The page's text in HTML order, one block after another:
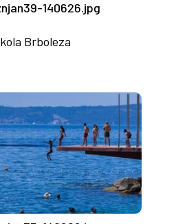
140626.jpg
Brboleza